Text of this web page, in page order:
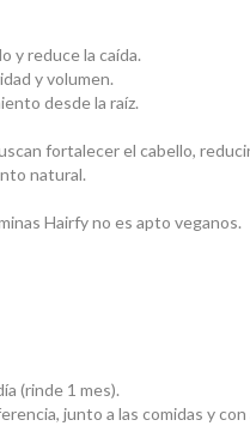
y reduce la caída.
y volumen.
desde la raíz.
fortalecer el cabello,
natural.
Hairfy no es apto veganos.
(rinde 1 mes).
junto a las comidas y